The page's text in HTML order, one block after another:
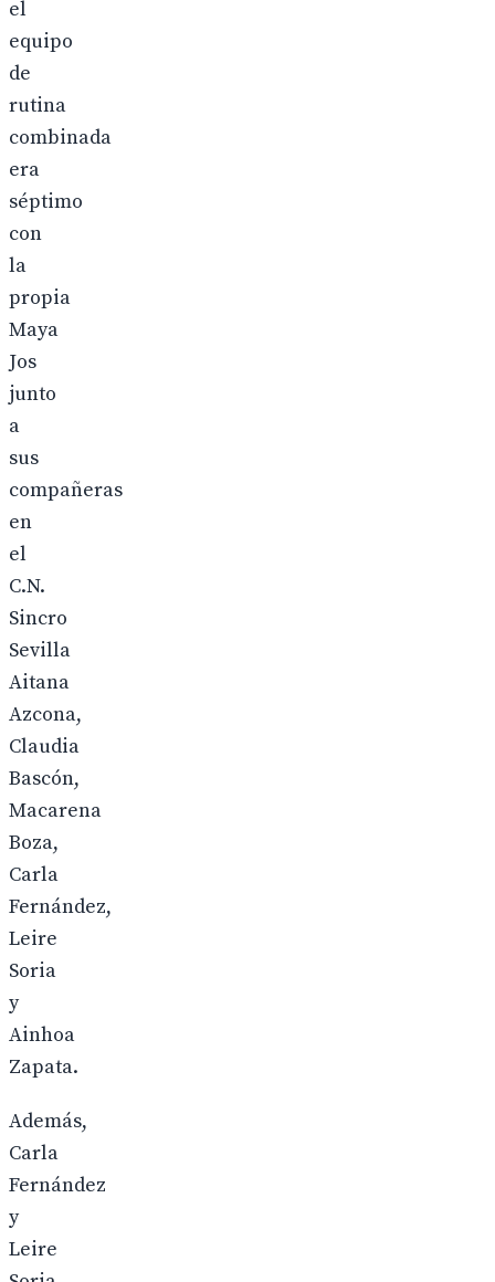
el
equipo
de
rutina
combinada
era
séptimo
con
la
propia
Maya
Jos
junto
a
sus
compañeras
en
el
C.N.
Sincro
Sevilla
Aitana
Azcona,
Claudia
Bascón,
Macarena
Boza,
Carla
Fernández,
Leire
Soria
y
Ainhoa
Zapata.
Además,
Carla
Fernández
y
Leire